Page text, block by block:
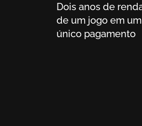
Dois anos de renda
de um jogo em um
único pagamento